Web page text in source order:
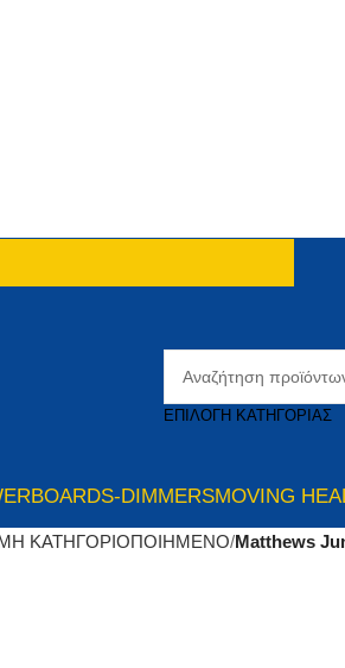
ΕΠΙΛΟΓΉ ΚΑΤΗΓΟΡΊΑΣ
DIMMERSMOVING
ΚΑΤΗΓΟΡΙΟΠΟΙΗΜΕΝΟ Matthews